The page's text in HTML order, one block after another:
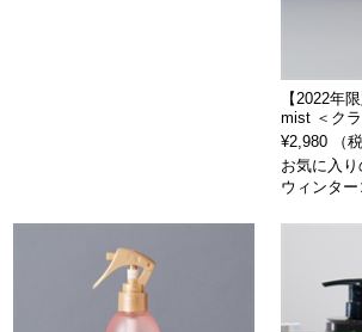
【2022年
mist ＜ク
¥2,980 （税
お気に入り
ウィンタ